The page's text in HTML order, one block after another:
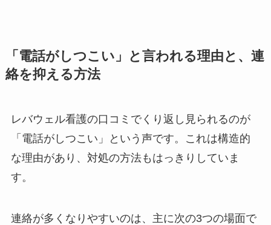
「電話がしつこい」と言われる理由と、連
絡を抑える方法
レバウェル看護の口コミでくり返し見られるのが
「電話がしつこい」という声です。これは構造的
な理由があり、対処の方法もはっきりしていま
す。
連絡が多くなりやすいのは、主に次の3つの場面で